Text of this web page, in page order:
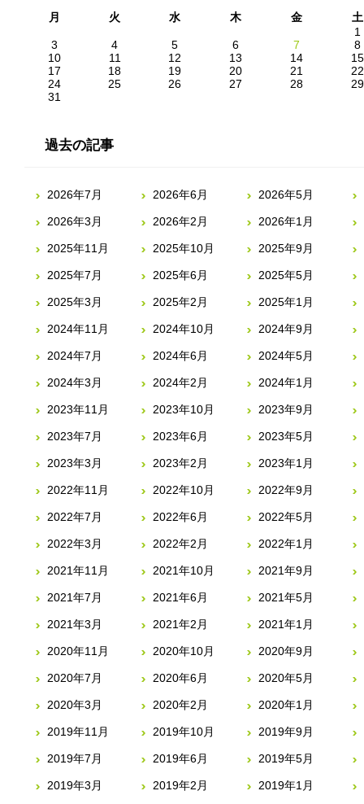
月 火 水 木 金
土
1
3
4 5 6 7
8
10
11 12 13 14
15
17
18 19 20 21
22
24
25 26 27 28
29
31
過去の記事
2026年7月 2026年6月 2026年5月
2026年3月 2026年2月 2026年1月
2025年11月 2025年10月 2025年9月
2025年7月 2025年6月 2025年5月
2025年3月 2025年2月 2025年1月
2024年11月 2024年10月 2024年9月
2024年7月 2024年6月 2024年5月
2024年3月 2024年2月 2024年1月
2023年11月 2023年10月 2023年9月
2023年7月 2023年6月 2023年5月
2023年3月 2023年2月 2023年1月
2022年11月 2022年10月 2022年9月
2022年7月 2022年6月 2022年5月
2022年3月 2022年2月 2022年1月
2021年11月 2021年10月 2021年9月
2021年7月 2021年6月 2021年5月
2021年3月 2021年2月 2021年1月
2020年11月 2020年10月 2020年9月
2020年7月 2020年6月 2020年5月
2020年3月 2020年2月 2020年1月
2019年11月 2019年10月 2019年9月
2019年7月 2019年6月 2019年5月
2019年3月 2019年2月 2019年1月